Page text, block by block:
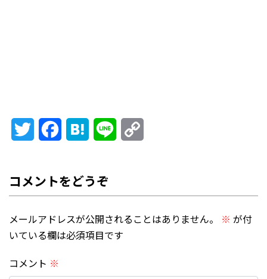
Twitter FacebookHatena Line
メールアドレスが公開されることはありません。 ※ が付
いている欄は必須項目です
コメント ※